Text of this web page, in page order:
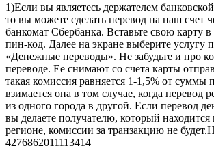
1)Если вы являетесь держателем
то вы можете сделать перевод на наш счет
банкомат Сбербанка. Вставьте свою карту в
пин-код. Далее на экране выберите услугу
«Денежные переводы». Не забудьте и про
переводе. Ее снимают со счета карты
такая комиссия равняется 1-1,5% от суммы
взимается она в том случае, когда перевод
из одного города в другой. Если перевод
вы делаете получателю, который
регионе, комиссии за транзакцию не
4276862011113414